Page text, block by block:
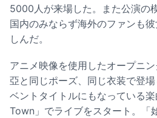
5000人が来場した。また公演の
国内のみならず海外のファンも
しんだ。
アニメ映像を使用したオープニ
亞と同じポーズ、同じ衣装で登
ベントタイトルにもなっている
Town」でライブをスタート。「